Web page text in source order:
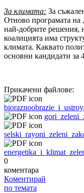
За климата: За
Отново програмата на
най-добрите решения,
коалицията има
климата. Каквато
основни кандидати за
Прикачени файлове:
0
коментара
Коментирай
по темата